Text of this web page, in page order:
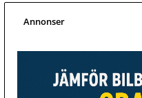
Annonser